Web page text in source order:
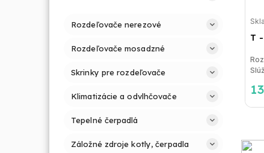
Rozdeľovače nerezové
Rozdeľovače mosadzné
Skrinky pre rozdeľovače
Klimatizácie a odvlhčovače
Tepelné čerpadlá
Záložné zdroje kotly, čerpadla
T